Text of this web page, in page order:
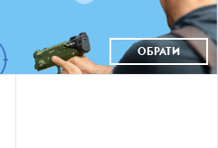
ОБРАТИ